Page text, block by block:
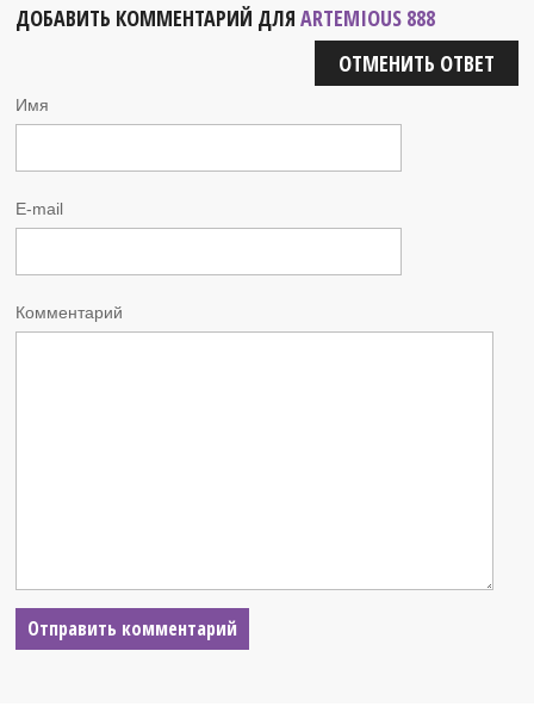
ДОБАВИТЬ КОММЕНТАРИЙ ДЛЯARTEMIOUS 888
ОТМЕНИТЬ ОТВЕТ
Имя
E-mail
Комментарий